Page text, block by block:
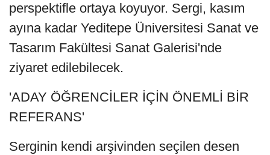
perspektifle ortaya koyuyor. Sergi, kasım
ayına kadar Yeditepe Üniversitesi Sanat ve
Tasarım Fakültesi Sanat Galerisi'nde
ziyaret edilebilecek.
'ADAY ÖĞRENCİLER İÇİN ÖNEMLİ BİR
REFERANS'
Serginin kendi arşivinden seçilen desen